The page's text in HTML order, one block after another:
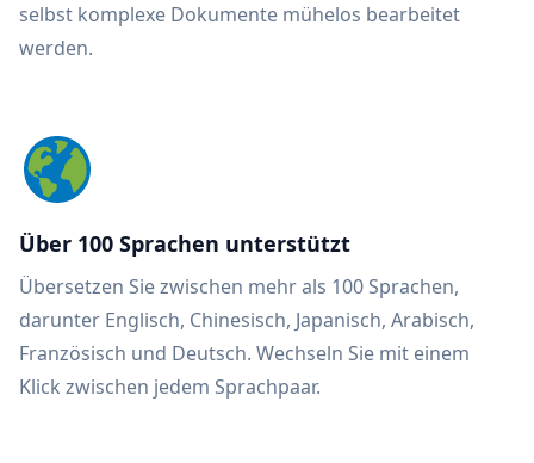
selbst komplexe Dokumente mühelos bearbeitet
werden.
Über 100 Sprachen unterstützt
Übersetzen Sie zwischen mehr als 100 Sprachen,
darunter Englisch, Chinesisch, Japanisch, Arabisch,
Französisch und Deutsch. Wechseln Sie mit einem
Klick zwischen jedem Sprachpaar.